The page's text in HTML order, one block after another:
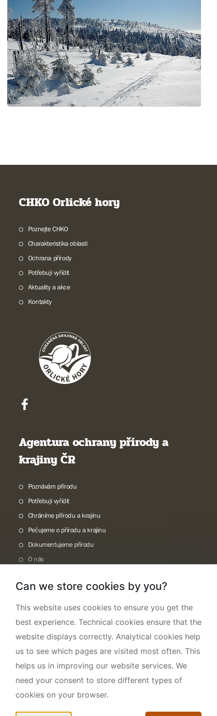
CHKO Orlické hory
Poznejte CHKO
Charakteristika oblasti
Ochrana přírody
Potřebuji vyřídit
Aktuality a akce
Kontakty
Agentura ochrany přírody a
krajiny ČR
Poznávám přírodu
Potřebuji vyřídit
Chráníme přírodu a krajinu
Pečujeme o přírodu a krajinu
Dokumentujeme přírodu
O nás
Can we store cookies by you?
This website uses cookies to ensure you get the
best experience. Technical cookies ensure that the
website displays correctly. Analytical cookies help
us to see which pages are visited most often. This
helps us in improving our website services. We
need your consent to store different types of
cookies on your browser.